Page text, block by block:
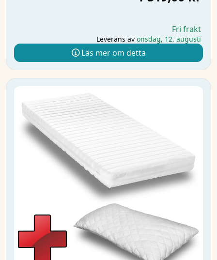
Fri frakt
Leverans av onsdag, 12. augusti
Läs mer om detta